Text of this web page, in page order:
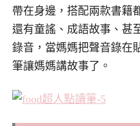
帶在身邊，搭配兩款書籍
還有童謠、成語故事、甚
錄音，當媽媽把聲音錄在
筆讓媽媽講故事了。